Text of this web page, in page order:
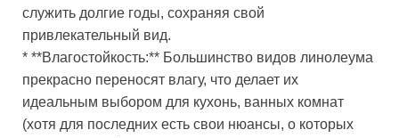
служить долгие годы, сохраняя свой
привлекательный вид.
* **Влагостойкость:** Большинство видов линолеума
прекрасно переносят влагу, что делает их
идеальным выбором для кухонь, ванных комнат
(хотя для последних есть свои нюансы, о которых